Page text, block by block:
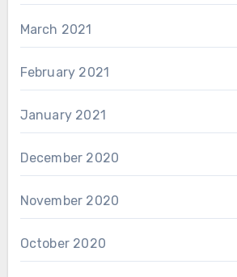
March 2021
February 2021
January 2021
December 2020
November 2020
October 2020